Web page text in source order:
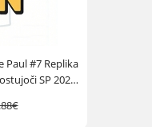
Paul #7 Replika
SP 2026